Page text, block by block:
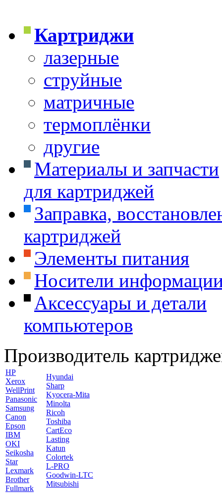
Картриджи
лазерные
струйные
матричные
термоплёнки
другие
Материалы и запчасти
для картриджей
Заправка,
картриджей
Элементы питания
Носители
Аксессуары и детали
компьютеров
Производитель
HP
Xerox
WellPrint
Panasonic
Samsung
Canon
Epson
IBM
OKI
Seikosha
Star
Lexmark
Brother
Fullmark
Hyundai
Sharp
Kyocera-Mita
Minolta
Ricoh
Toshiba
CartEco
Lasting
Katun
Colortek
L-PRO
Goodwin-LTC
Mitsubishi